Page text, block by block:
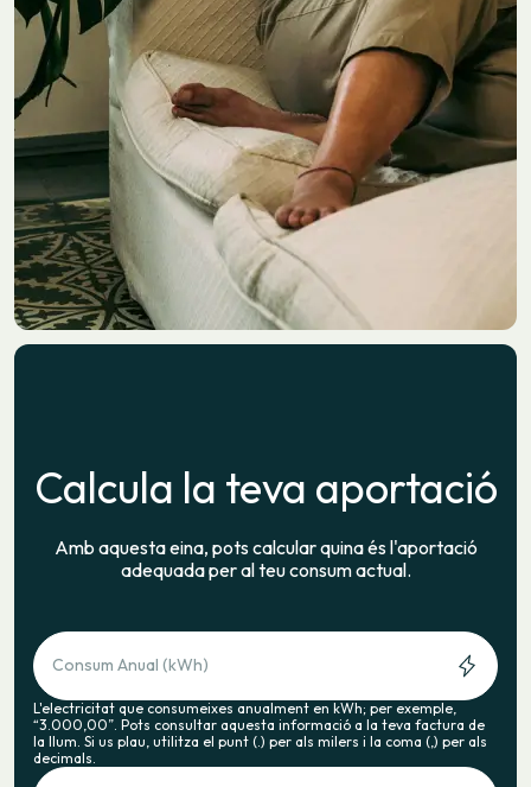
Calcula la teva aportació
Amb aquesta eina, pots calcular quina és l'aportació
adequada per al teu consum actual.
Consum Anual (kWh)
L'electricitat que consumeixes anualment en kWh; per exemple,
“3.000,00”. Pots consultar aquesta informació a la teva factura de
la llum. Si us plau, utilitza el punt (.) per als milers i la coma (,) per als
decimals.